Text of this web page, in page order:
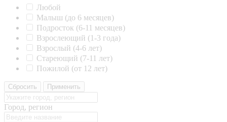
Любой
Малыш (до 6 месяцев)
Подросток (6-11 месяцев)
Взрослеющий (1-3 года)
Взрослый (4-6 лет)
Стареющий (7-11 лет)
Пожилой (от 12 лет)
Сбросить Применить
Город, регион